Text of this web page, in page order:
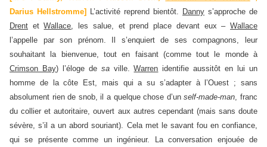
Darius Hellstromme]
L’activité reprend bientôt. Danny s’approche de
Drent etWallace , les salue, et prend place devant eux –Wallace
l’appelle par son prénom. Il s’enquiert de ses compagnons, leur
souhaitant la bienvenue, tout en faisant (comme tout le monde à
Crimson Bay) l’éloge de saville.Warren identifie aussitôt en lui un
homme de la côte Est, mais qui a su s’adapter à l’Ouest ; sans
absolument rien de snob, il a quelque chose d’unself-made-man , franc
du collier et autoritaire, ouvert aux autres cependant (mais sans doute
sévère, s’il a un abord souriant). Cela met le savant fou en confiance,
qui se présente comme un ingénieur. La conversation enjouée de